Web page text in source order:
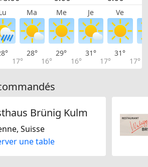
Ma Me Je Ve
17°
28°
16°
29°
16°
31°
17°
31°
17°
Brünig Kulm
Suisse
une table